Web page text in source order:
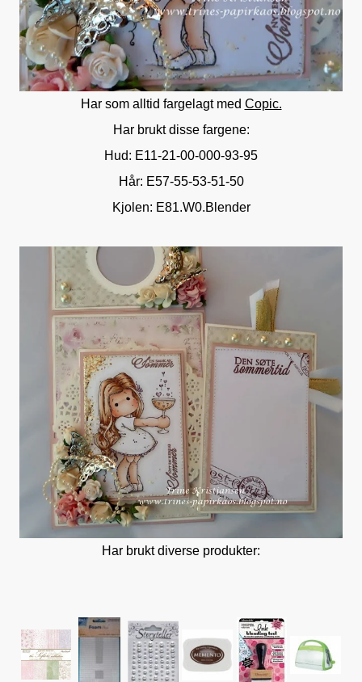
Har som alltid fargelagt med Copic.
Har brukt disse fargene:
Hud: E11-21-00-000-93-95
Hår: E57-55-53-51-50
Kjolen: E81.W0.Blender
Har brukt diverse produkter: